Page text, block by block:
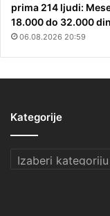
prima 214 ljudi:
18.000 do 32.000
06.08.2026 20:59
Kategorije
Kategorije